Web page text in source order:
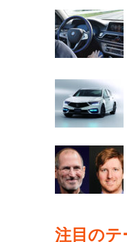
注目のテ